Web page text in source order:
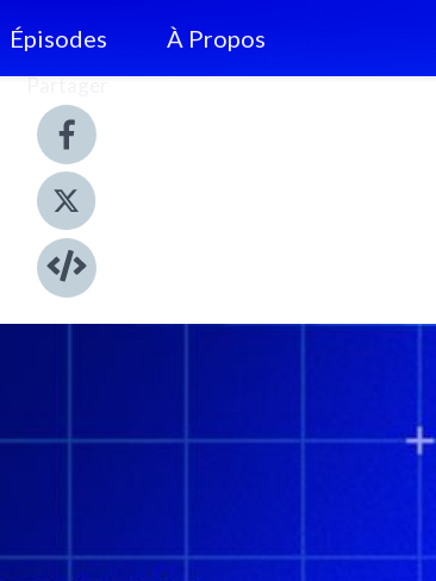
Épisodes À Propos
Partager